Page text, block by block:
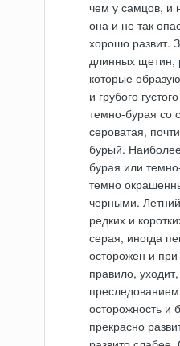
чем у самцов, и
она и не так
хорошо развит.
длинных щетин,
которые
и грубого
темно-бурая со
сероватая,
бурый.
бурая или
темно
черными.
редких и
серая, иногда
осторожен и
правило,
осторожность и
прекрасно